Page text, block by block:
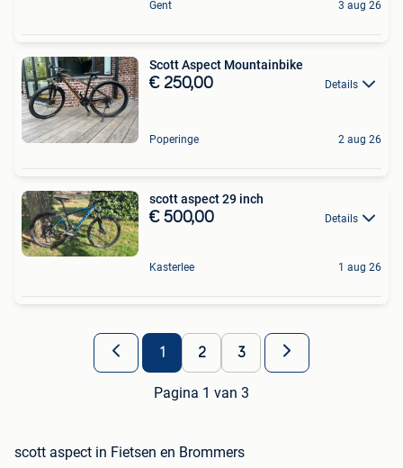
Gent 3 aug 26
Scott Aspect Mountainbike
€ 250,00 Details
Poperinge 2 aug 26
scott aspect 29 inch
€ 500,00 Details
Kasterlee 1 aug 26
1 2 3
Pagina 1 van 3
scott aspect in Fietsen en Brommers